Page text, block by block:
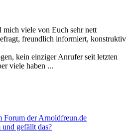
viele von Euch sehr nett
freundlich informiert, konstruktiv
kein einziger Anrufer seit letzten
viele haben ...
Forum der Arnoldfreun.de
gefällt das?